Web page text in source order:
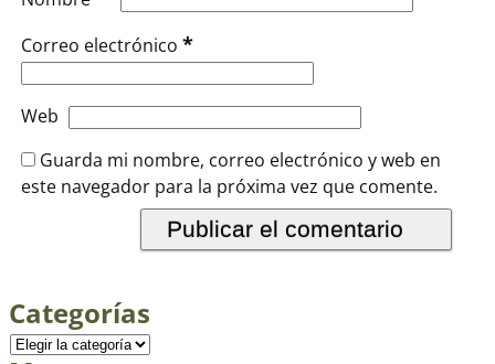
Correo electrónico *
Web
Guarda mi nombre, correo electrónico y web en
este navegador para la próxima vez que comente.
Categorías